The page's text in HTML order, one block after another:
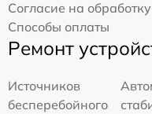
Согласие на
Способы оплаты
Ремонт
Источников
бесперебойного